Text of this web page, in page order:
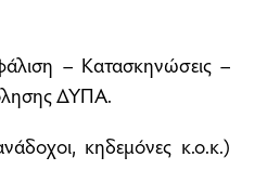
– Κατασκηνώσεις –
ΔΥΠΑ.
κηδεμόνες κ.ο.κ.)